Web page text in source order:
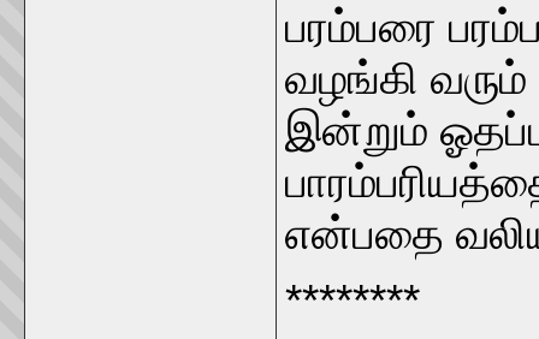
பரம்பரை
வழங்கி
இன்றும்
என்பதை
********